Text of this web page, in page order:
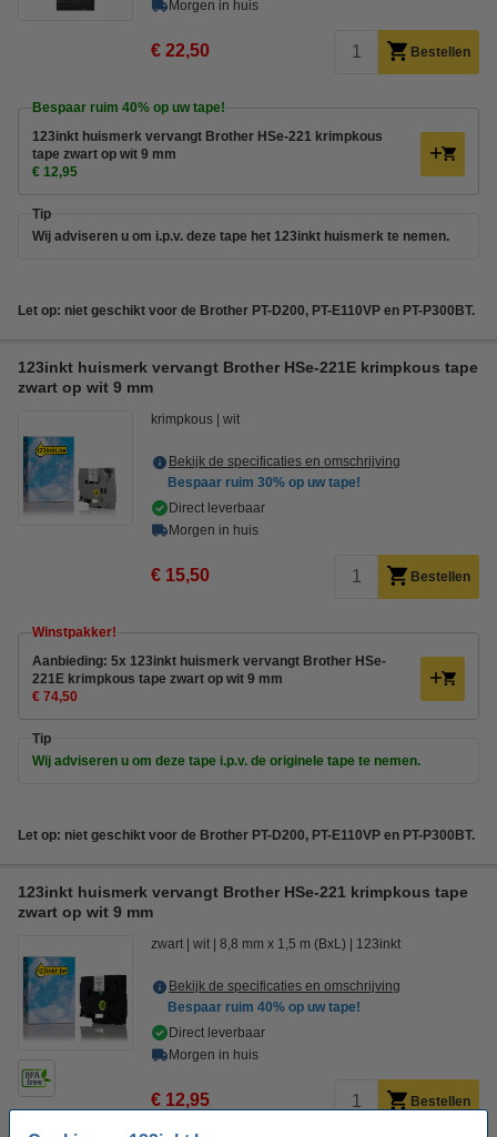
Morgen in huis
€ 22,50 Bestellen
Bespaar ruim 40% op uw tape!
123inkt huismerk vervangt Brother HSe-221 krimpkous
tape zwart op wit 9 mm
€ 12,95
Tip
Wij adviseren u om i.p.v. deze tape het 123inkt huismerk te nemen.
Let op: niet geschikt voor de Brother PT-D200, PT-E110VP en PT-P300BT.
123inkt huismerk vervangt Brother HSe-221E krimpkous tape
zwart op wit 9 mm
krimpkous wit
Bekijk de specificaties en omschrijving
Bespaar ruim 30% op uw tape!
Direct leverbaar
Morgen in huis
€ 15,50 Bestellen
Winstpakker!
Aanbieding: 5x 123inkt huismerk vervangt Brother HSe-
221E krimpkous tape zwart op wit 9 mm
€ 74,50
Tip
Wij adviseren u om deze tape i.p.v. de originele tape te nemen.
Let op: niet geschikt voor de Brother PT-D200, PT-E110VP en PT-P300BT.
123inkt huismerk vervangt Brother HSe-221 krimpkous tape
zwart op wit 9 mm
zwart wit 8,8 mm x 1,5 m (BxL) 123inkt
Bekijk de specificaties en omschrijving
Bespaar ruim 40% op uw tape!
Direct leverbaar
Morgen in huis
€ 12,95 Bestellen